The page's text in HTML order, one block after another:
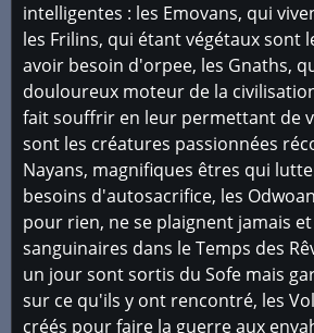
intelligentes : les Emovans, qui
les Frilins, qui étant végétaux sont
avoir besoin d'orpee, les Gnaths,
douloureux moteur de la
fait souffrir en leur permettant de
sont les créatures passionnées
Nayans, magnifiques êtres qui
besoins d'autosacrifice, les
pour rien, ne se plaignent jamais
sanguinaires dans le Temps des
un jour sont sortis du Sofe mais
sur ce qu'ils y ont rencontré, les
créés pour faire la guerre aux